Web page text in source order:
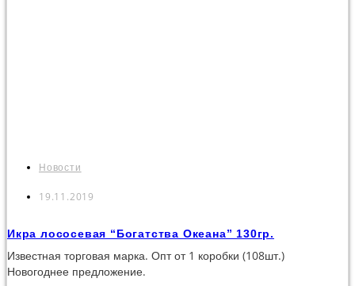
Новости
19.11.2019
Икра лососевая “Богатства Океана” 130гр.
Известная торговая марка. Опт от 1 коробки (108шт.)
Новогоднее предложение.